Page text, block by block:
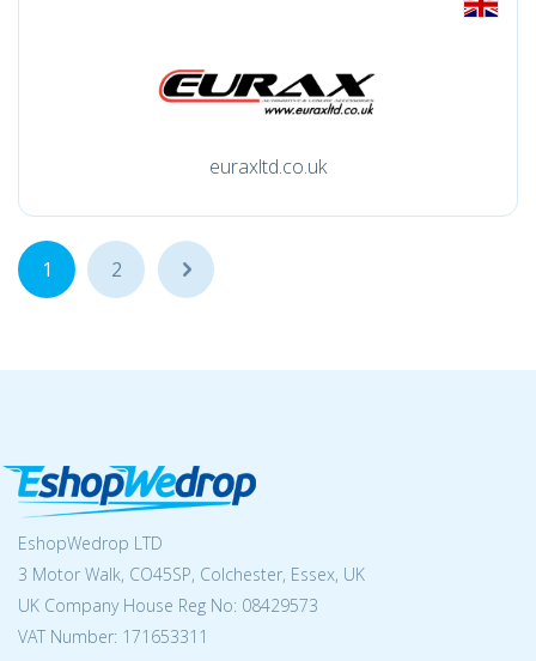
euraxltd.co.uk
1 2 ...
EshopWedrop LTD
3 Motor Walk, CO45SP, Colchester, Essex, UK
UK Company House Reg No: 08429573
VAT Number: 171653311